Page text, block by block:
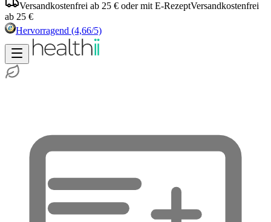
Versandkostenfrei ab 25 € oder mit E-RezeptVersandkostenfrei
ab 25 €
Hervorragend (4,66/5)